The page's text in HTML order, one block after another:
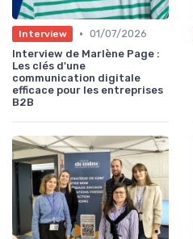
Interview • 01/07/2026
Interview de Marlène Page :
Les clés d'une
communication digitale
efficace pour les entreprises
B2B